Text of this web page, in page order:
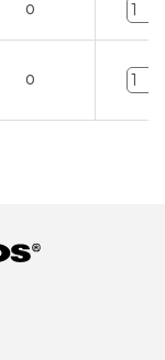
0
0